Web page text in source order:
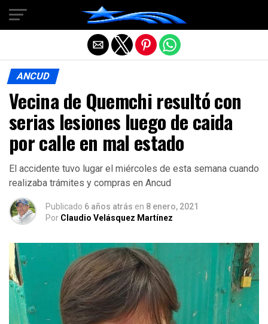
ANCUD
Vecina de Quemchi resultó con
serias lesiones luego de caida
por calle en mal estado
El accidente tuvo lugar el miércoles de esta semana cuando
realizaba trámites y compras en Ancud
Publicado 6 años atrás en 8 enero, 2021
Por Claudio Velásquez Martínez
Salir de la versión móvil